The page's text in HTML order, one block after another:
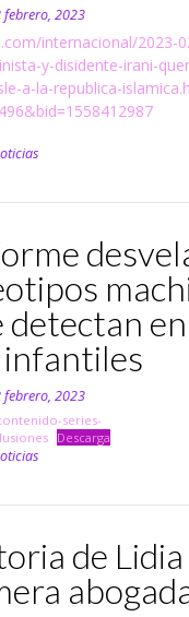
febrero, 2023
internacional/2023-
y-disidente-irani-
a-la-republica-
detectan
infantiles
febrero, 2023
series-
Descarga
de